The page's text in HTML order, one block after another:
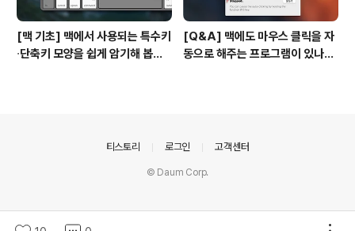
[맥 기초] 맥에서 사용되는 특수키
∙단축키 모양을 쉽게 암기해 봅시
[Q&A] 맥에도 마우스 클릭을 자
동으로 해주는 프로그램이 있나
티스토리 로그인 고객센터
© Daum Corp.